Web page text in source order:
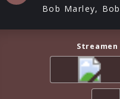
Bob Marley,
Streamen